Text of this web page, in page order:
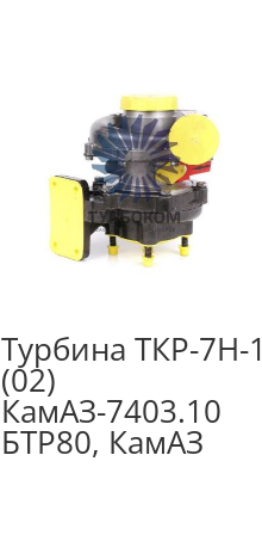
Турбина ТКР-7Н-1
(02)
КамАЗ-7403.10
БТР80, КамАЗ